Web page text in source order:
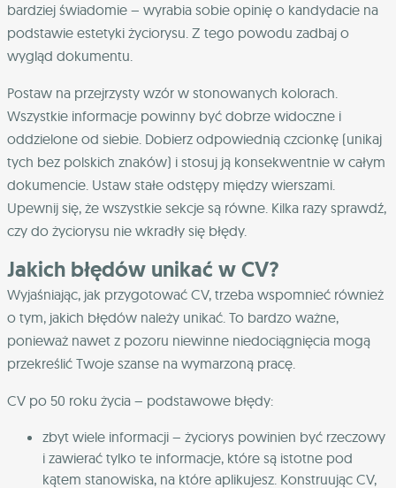
bardziej świadomie – wyrabia sobie opinię o kandydacie na
podstawie estetyki życiorysu. Z tego powodu zadbaj o
wygląd dokumentu.
Postaw na przejrzysty wzór w stonowanych kolorach.
Wszystkie informacje powinny być dobrze widoczne i
oddzielone od siebie. Dobierz odpowiednią czcionkę (unikaj
tych bez polskich znaków) i stosuj ją konsekwentnie w całym
dokumencie. Ustaw stałe odstępy między wierszami.
Upewnij się, że wszystkie sekcje są równe. Kilka razy sprawdź,
czy do życiorysu nie wkradły się błędy.
Jakich błędów unikać w CV?
Wyjaśniając, jak przygotować CV, trzeba wspomnieć również
o tym, jakich błędów należy unikać. To bardzo ważne,
ponieważ nawet z pozoru niewinne niedociągnięcia mogą
przekreślić Twoje szanse na wymarzoną pracę.
CV po 50 roku życia – podstawowe błędy:
zbyt wiele informacji – życiorys powinien być rzeczowy
i zawierać tylko te informacje, które są istotne pod
kątem stanowiska, na które aplikujesz. Konstruując CV,